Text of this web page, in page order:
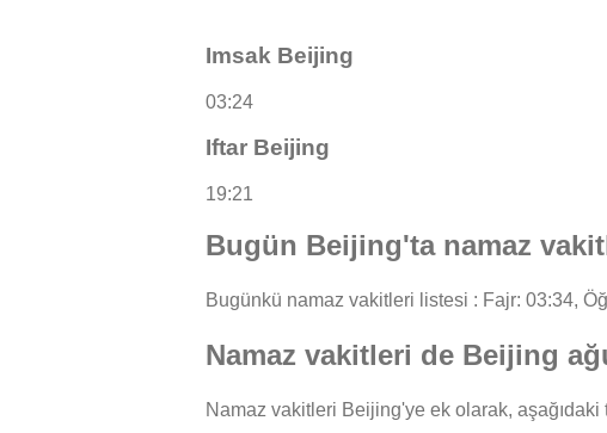
Imsak Beijing
03:24
Iftar Beijing
19:21
Bugün Beijing'ta namaz
Bugünkü namaz vakitleri listesi : Fajr: 03:34,
Namaz vakitleri de Beijing
Namaz vakitleri Beijing'ye ek olarak,